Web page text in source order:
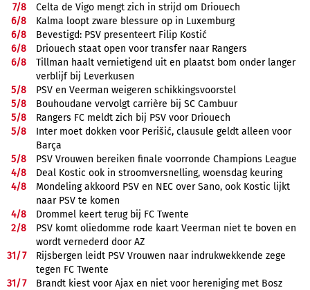
7/8
Celta de Vigo mengt zich in strijd om Driouech
6/8
Kalma loopt zware blessure op in Luxemburg
6/8
Bevestigd: PSV presenteert Filip Kostić
6/8
Driouech staat open voor transfer naar Rangers
6/8
Tillman haalt vernietigend uit en plaatst bom onder langer
verblijf bij Leverkusen
5/8
PSV en Veerman weigeren schikkingsvoorstel
5/8
Bouhoudane vervolgt carrière bij SC Cambuur
5/8
Rangers FC meldt zich bij PSV voor Driouech
5/8
Inter moet dokken voor Perišić, clausule geldt alleen voor
Barça
5/8
PSV Vrouwen bereiken finale voorronde Champions League
4/8
Deal Kostic ook in stroomversnelling, woensdag keuring
4/8
Mondeling akkoord PSV en NEC over Sano, ook Kostic lijkt
naar PSV te komen
4/8
Drommel keert terug bij FC Twente
2/8
PSV komt oliedomme rode kaart Veerman niet te boven en
wordt vernederd door AZ
31/7
Rijsbergen leidt PSV Vrouwen naar indrukwekkende zege
tegen FC Twente
31/7
Brandt kiest voor Ajax en niet voor hereniging met Bosz